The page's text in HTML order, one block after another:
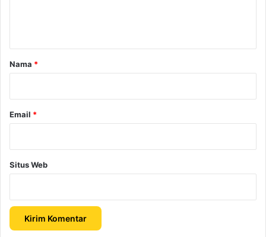
rNama *
Email *
Situs Web